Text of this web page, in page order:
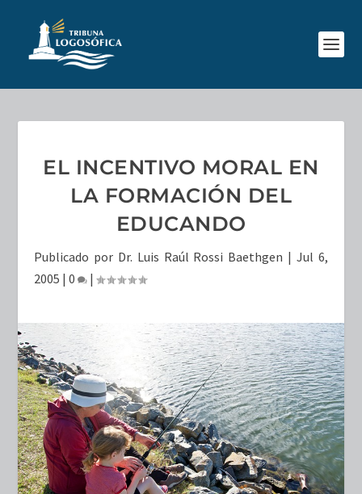
EL INCENTIVO MORAL EN
LA FORMACIÓN DEL
EDUCANDO
Publicado por Dr. Luis Raúl Rossi Baethgen | Jul 6,
2005 |0 |